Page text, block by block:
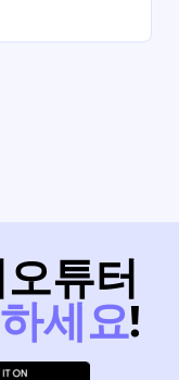
튜터
세요!